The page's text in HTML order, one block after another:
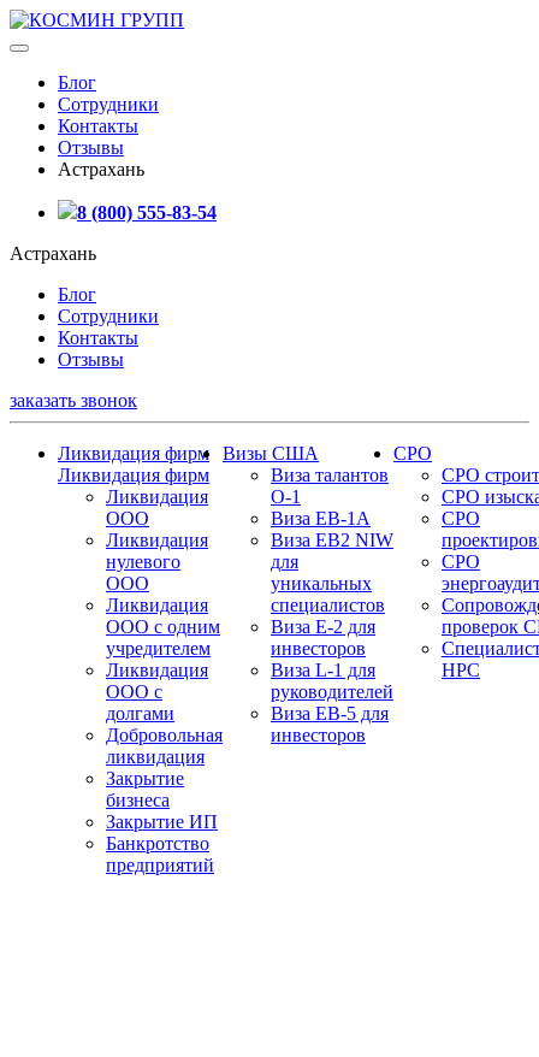
Блог
Сотрудники
Контакты
Отзывы
Астрахань
8 (800) 555-83-54
Астрахань
Блог
Сотрудники
Контакты
Отзывы
заказать звонок
Ликвидация фирм
Ликвидация фирм
Ликвидация
ООО
Ликвидация
нулевого
ООО
Ликвидация
ООО с одним
учредителем
Ликвидация
ООО с
долгами
Добровольная
ликвидация
Закрытие
бизнеса
Закрытие ИП
Банкротство
предприятий
Визы США
Виза талантов
О-1
Виза EB-1A
Виза EB2 NIW
для
уникальных
специалистов
Виза E-2 для
инвесторов
Виза L-1 для
руководителей
Виза EB-5 для
инвесторов
СРО
СРО
СРО
СРО
СРО
проверок
НРС